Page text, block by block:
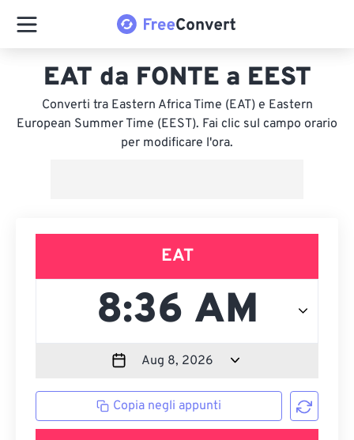
EAT da FONTE a EEST
Converti tra Eastern Africa Time (EAT) e Eastern
European Summer Time (EEST). Fai clic sul campo orario
per modificare l'ora.
EAT
Copia negli appunti